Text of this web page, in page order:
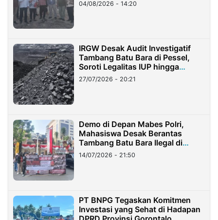
04/08/2026 - 14:20
IRGW Desak Audit Investigatif
Tambang Batu Bara di Pessel,
Soroti Legalitas IUP hingga
Stockpile
27/07/2026 - 20:21
Demo di Depan Mabes Polri,
Mahasiswa Desak Berantas
Tambang Batu Bara Ilegal di
Lampung
14/07/2026 - 21:50
PT BNPG Tegaskan Komitmen
Investasi yang Sehat di Hadapan